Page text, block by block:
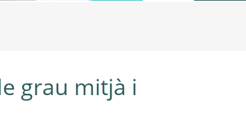
grau mitjà i